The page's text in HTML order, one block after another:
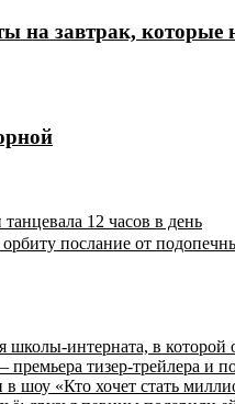
на завтрак,
12 часов в день
послание от
интерната, в которой
тизер-трейлера и
шоу «Кто хочет стать